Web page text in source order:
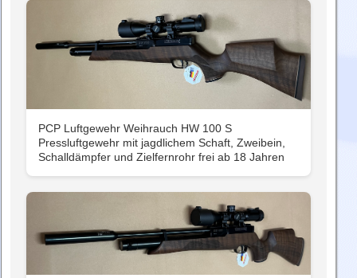
PCP Luftgewehr Weihrauch HW 100 S
Pressluftgewehr mit jagdlichem Schaft, Zweibein,
Schalldämpfer und Zielfernrohr frei ab 18 Jahren